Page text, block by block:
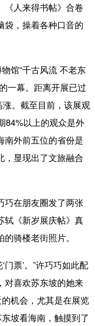
人来得书帖》合卷
袋，操着各种口音的
馆“千古风流 不老东
一幕。距离开展已过
涨。截至目前，该展观
84%以上的观众是外
南外前五位的省份是
，显现出了文旅融合
在朋友圈发了两张
轼《新岁展庆帖》真
骑楼老街照片。
票’。”许巧巧如此配
对喜欢苏东坡的她来
机会，尤其是在展览
坡看海南，触摸到了